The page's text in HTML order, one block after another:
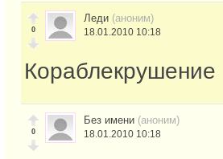
0
Леди (аноним)
18.01.2010 10:18
Кораблекрушение
0
Без имени (аноним)
18.01.2010 10:18